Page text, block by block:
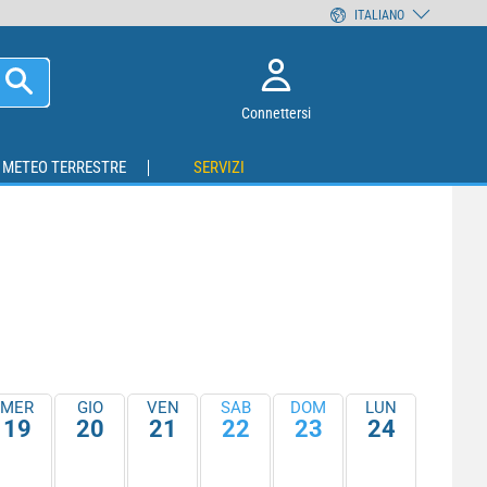
Connettersi
METEO TERRESTRE SERVIZI
MER
19
GIO
20
VEN
21
SAB
22
DOM
23
LUN
24
ITALIANO